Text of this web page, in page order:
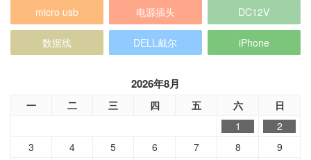
micro usb 电源插头 DC12V
数据线 DELL戴尔 iPhone
2026年8月
一 二 三 四 五 六 日
1
2
3
4 5 6 7 8
9